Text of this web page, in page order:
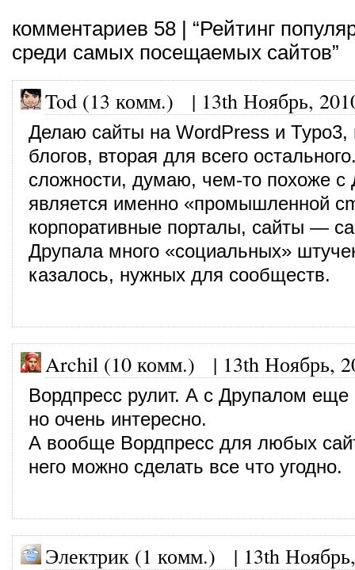
комментариев 58 | “Рейтинг
среди самых посещаемых сайтов”
Tod (13 комм.) | 13th Ноябрь,
Делаю сайты на WordPress и Typo3,
блогов, вторая для всего
сложности, думаю, чем-то похоже с
является именно «промышленной
корпоративные порталы, сайты —
Друпала много «социальных»
казалось, нужных для сообществ.
Archil (10 комм.) | 13th Ноябрь,
Вордпресс рулит. А с Друпалом еще
но очень интересно.
А вообще Вордпресс для любых
него можно сделать все что угодно.
Электрик (1 комм.) | 13th